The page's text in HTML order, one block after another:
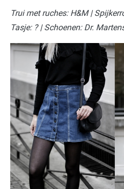
Trui met ruches: H&M |
Tasje: ? | Schoenen: Dr.